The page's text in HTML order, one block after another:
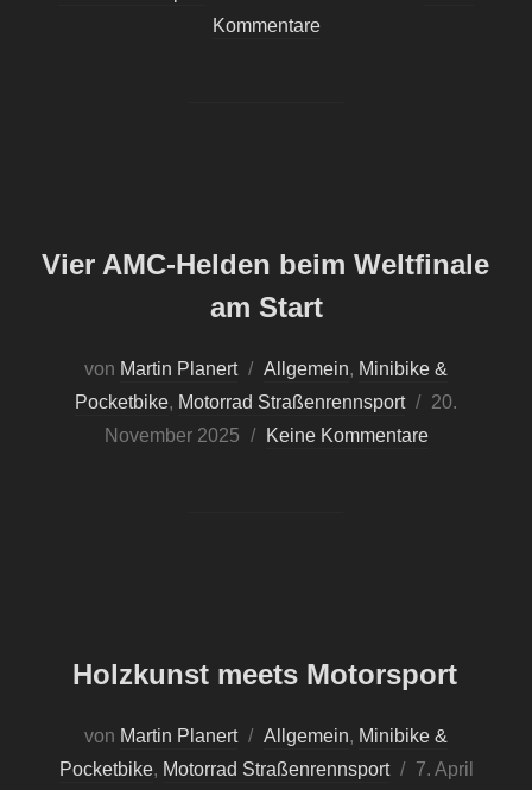
am
Kommentare
Vier AMC-Helden beim Weltfinale
am Start
von Martin Planert Allgemein, Minibike &
Pocketbike, Motorrad Straßenrennsport
20.
November 2025
Keine Kommentare
Holzkunst meets Motorsport
von Martin Planert Allgemein, Minibike &
Pocketbike, Motorrad Straßenrennsport
Veröffentlicht
7. April